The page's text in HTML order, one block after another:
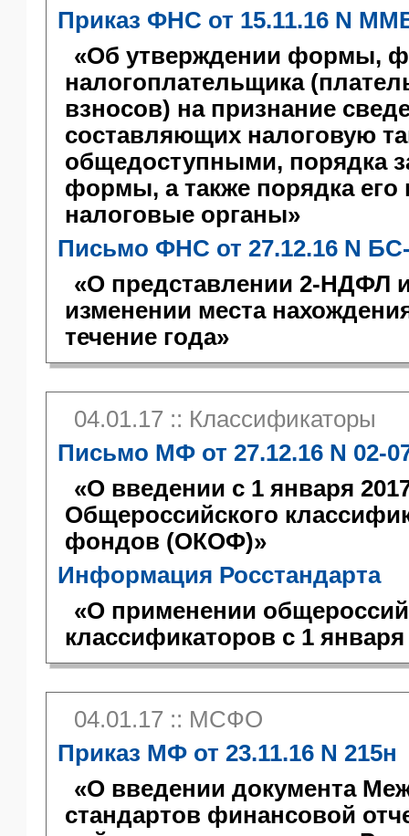
Приказ ФНС от 15.11.16 N
«Об утверждении формы,
налогоплательщика
взносов) на признание
составляющих налоговую
общедоступными, порядка
формы, а также порядка его
налоговые органы»
Письмо ФНС от 27.12.16 N БС-
«О представлении 2-НДФЛ
изменении места
течение года»
04.01.17 :: Классификаторы
Письмо МФ от 27.12.16 N 02-
«О введении с 1 января
Общероссийского
фондов (ОКОФ)»
Информация Росстандарта
«О применении
классификаторов с 1 января
04.01.17 :: МСФО
Приказ МФ от 23.11.16 N 215н
«О введении документа
стандартов финансовой